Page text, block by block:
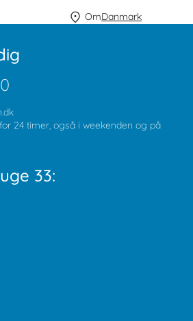
OmDanmark
24 timer, også i weekenden og på
33: